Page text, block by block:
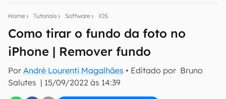
Home Tutoriais Software iOS
Como tirar o fundo da foto no
iPhone | Remover fundo
Por André Lourenti Magalhães • Editado por Bruno
Salutes | 15/09/2022 às 14:39
inscreva-se
Confirmo que li, aceito e concordo com os